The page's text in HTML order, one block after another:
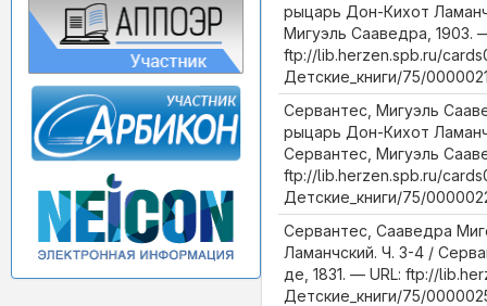
рыцарь Дон-Кихот
Мигуэль Сааведра, 1903.
ftp://lib.herzen.spb.ru/
Детские_книги/75/
Сервантес, Мигуэль
рыцарь Дон-Кихот
Сервантес, Мигуэль
ftp://lib.herzen.spb.ru/
Детские_книги/75/
Сервантес, Сааведра
Ламанчский. Ч. 3-4 /
де, 1831. — URL: ftp://
Детские_книги/75/